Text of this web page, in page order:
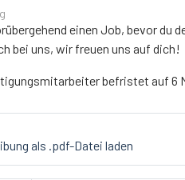
einen Job, bevor du
bei uns, wir freuen uns auf dich!
befristet auf 6
als .pdf-Datei laden